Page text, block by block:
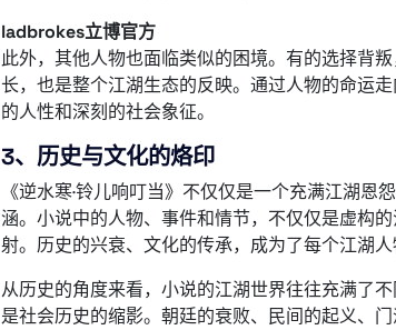
ladbrokes立博官方
此外，其他人物也面临类似的困境。有的选择背
长，也是整个江湖生态的反映。通过人物的命运
的人性和深刻的社会象征。
3、历史与文化的烙印
《逆水寒·铃儿响叮当》不仅仅是一个充满江湖
涵。小说中的人物、事件和情节，不仅仅是虚构
射。历史的兴衰、文化的传承，成为了每个江湖人
从历史的角度来看，小说的江湖世界往往充满了
是社会历史的缩影。朝廷的衰败、民间的起义、